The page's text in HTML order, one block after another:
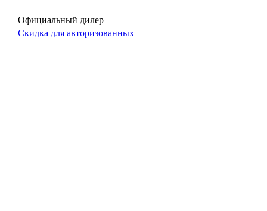
Официальный дилер
Скидка для авторизованных